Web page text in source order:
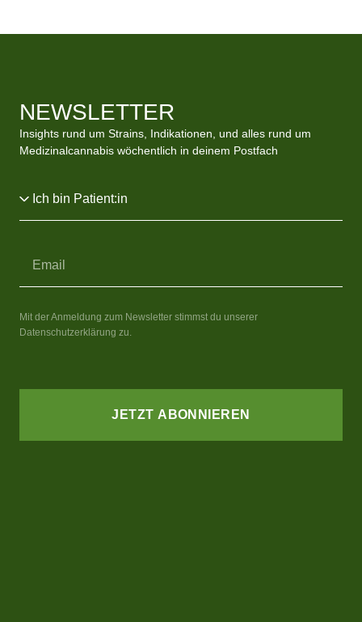
NEWSLETTER
Insights rund um Strains, Indikationen, und alles rund um
Medizinalcannabis wöchentlich in deinem Postfach
Mit der Anmeldung zum Newsletter stimmst du unserer
Datenschutzerklärung zu.
JETZT ABONNIEREN